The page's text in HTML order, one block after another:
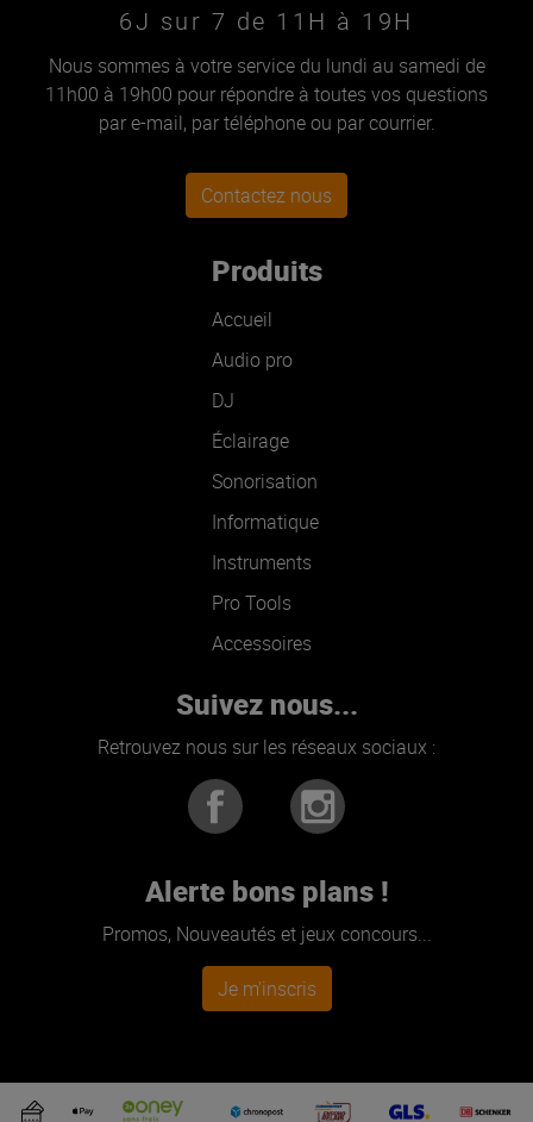
6J sur 7 de 11H à 19H
Nous sommes à votre service du lundi au samedi de
11h00 à 19h00 pour répondre à toutes vos questions
par e-mail, par téléphone ou par courrier.
Contactez nous
Produits
Accueil
Audio pro
DJ
Éclairage
Sonorisation
Informatique
Instruments
Pro Tools
Accessoires
Suivez nous...
Retrouvez nous sur les réseaux sociaux :
Alerte bons plans !
Promos, Nouveautés et jeux concours...
Je m'inscris